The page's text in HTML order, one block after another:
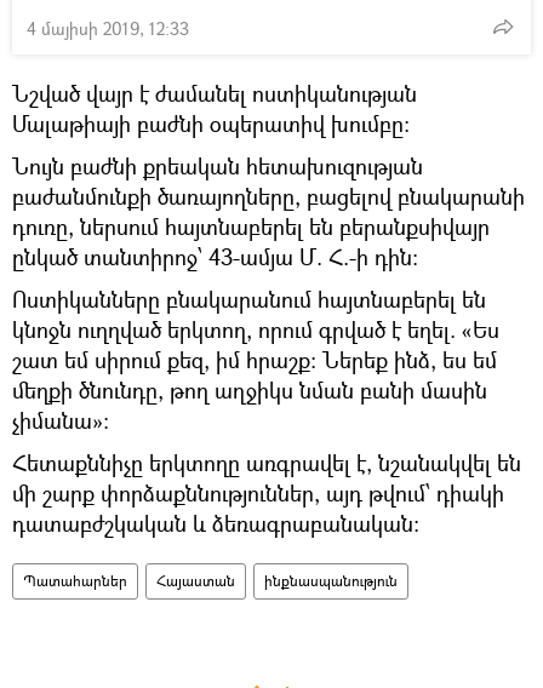
4 մայիսի 2019, 12:33
Նշված վայր է ժամանել ոստիկանության
Մալաթիայի բաժնի օպերատիվ խումբը:
Նույն բաժնի քրեական հետախուզության
բաժանմունքի ծառայողները, բացելով բնակարանի
դուռը, ներսում հայտնաբերել են բերանքսիվայր
ընկած տանտիրոջ՝ 43-ամյա Մ. Հ.-ի դին:
Ոստիկանները բնակարանում հայտնաբերել են
կնոջն ուղղված երկտող, որում գրված է եղել. «Ես
շատ եմ սիրում քեզ, իմ հրաշք: Ներեք ինձ, ես եմ
մեղքի ծնունդը, թող աղջիկս նման բանի մասին
չիմանա»:
Հետաքննիչը երկտողը առգրավել է, նշանակվել են
մի շարք փորձաքննություններ, այդ թվում՝ դիակի
դատաբժշկական և ձեռագրաբանական:
Պատահարներ Հայաստան ինքնասպանություն